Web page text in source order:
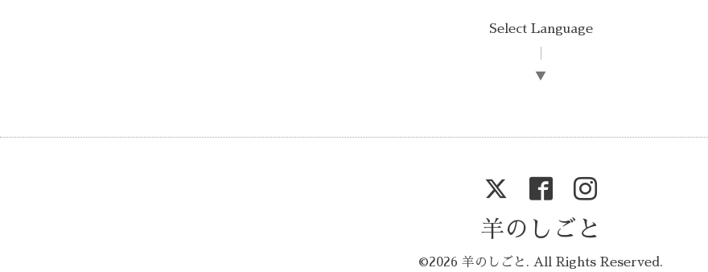
Select Language
▼
羊のしごと
©2026 羊のしごと . All Rights Reserved.